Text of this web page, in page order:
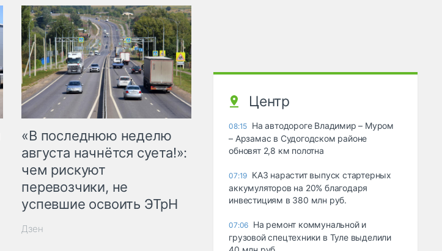
«В последнюю неделю
августа начнётся суета!»:
чем рискуют
перевозчики, не
успевшие освоить ЭТрН
Дзен
Центр
08:15 На автодороге Владимир – Муром
– Арзамас в Судогодском районе
обновят 2,8 км полотна
07:19 КАЗ нарастит выпуск стартерных
аккумуляторов на 20% благодаря
инвестициям в 380 млн руб.
07:06 На ремонт коммунальной и
грузовой спецтехники в Туле выделили